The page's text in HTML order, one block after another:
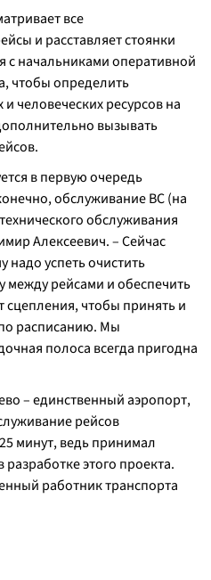
все
и расставляет стоянки
с начальниками оперативной
чтобы определить
человеческих ресурсов на
вызывать
в первую очередь
обслуживание ВС (на
обслуживания
Алексеевич. – Сейчас
надо успеть очистить
между рейсами и обеспечить
чтобы принять и
расписанию. Мы
полоса всегда пригодна
– единственный аэропорт,
рейсов
минут, ведь принимал
этого проекта.
работник транспорта